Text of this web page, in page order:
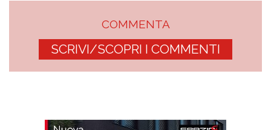
COMMENTA
SCRIVI/SCOPRI I COMMENTI